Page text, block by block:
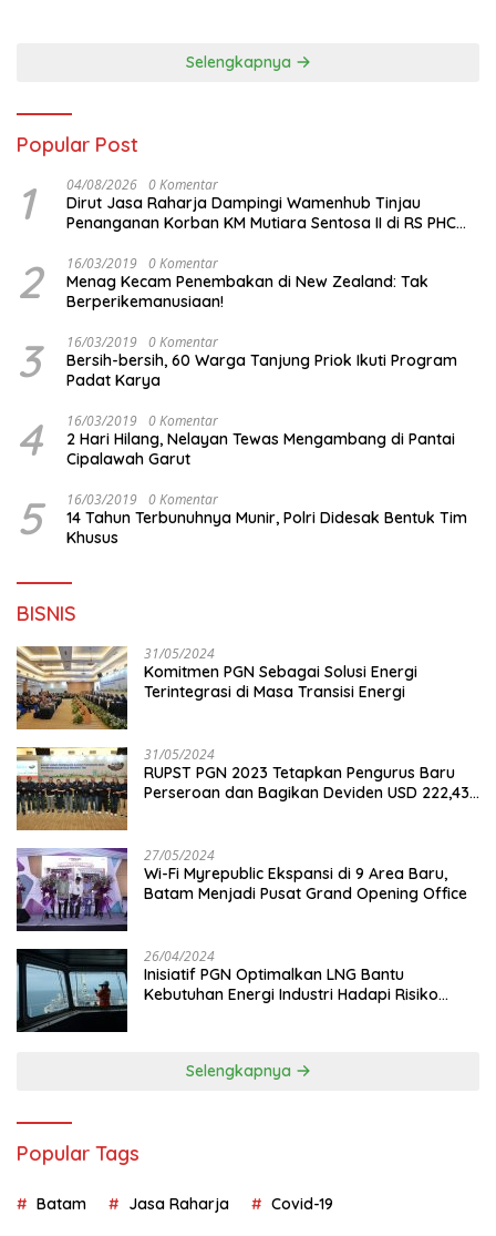
Selengkapnya
Popular Post
1 04/08/2026 0 Komentar
Dirut Jasa Raharja Dampingi Wamenhub Tinjau
Penanganan Korban KM Mutiara Sentosa II di RS PHC
2 16/03/2019 0 Komentar
Menag Kecam Penembakan di New Zealand: Tak
Berperikemanusiaan!
3 16/03/2019 0 Komentar
Bersih-bersih, 60 Warga Tanjung Priok Ikuti Program
Padat Karya
4 16/03/2019 0 Komentar
2 Hari Hilang, Nelayan Tewas Mengambang di Pantai
Cipalawah Garut
5 16/03/2019 0 Komentar
14 Tahun Terbunuhnya Munir, Polri Didesak Bentuk Tim
Khusus
BISNIS
31/05/2024
Komitmen PGN Sebagai Solusi Energi
Terintegrasi di Masa Transisi Energi
31/05/2024
RUPST PGN 2023 Tetapkan Pengurus Baru
Perseroan dan Bagikan Deviden USD 222,43
27/05/2024
Wi-Fi Myrepublic Ekspansi di 9 Area Baru,
Batam Menjadi Pusat Grand Opening Office
26/04/2024
Inisiatif PGN Optimalkan LNG Bantu
Kebutuhan Energi Industri Hadapi Risiko
Selengkapnya
Popular Tags
Batam Jasa Raharja Covid-19